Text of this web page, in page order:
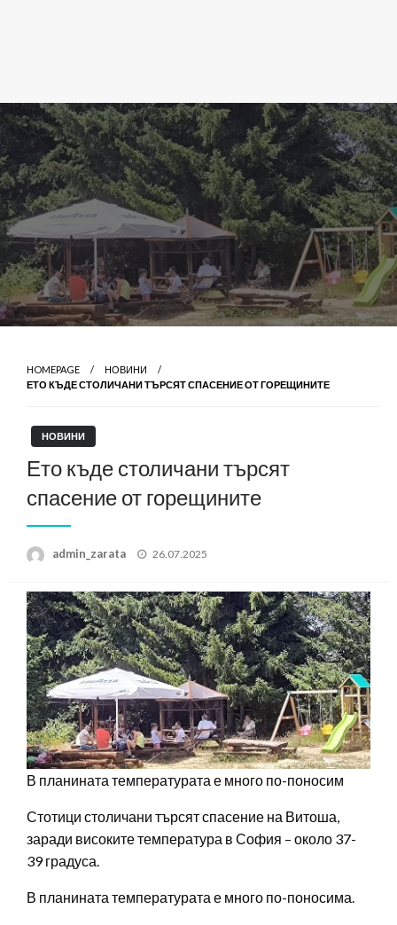
HOMEPAGE
НОВИНИ
ЕТО КЪДЕ СТОЛИЧАНИ ТЪРСЯТ СПАСЕНИЕ ОТ ГОРЕЩИНИТЕ
НОВИНИ
Ето къде столичани търсят
спасение от горещините
admin_zarata
Posted
26.07.2025
В планината температурата е много по-поносим
Стотици столичани търсят спасение на Витоша,
заради високите температура в София – около 37-
39 градуса.
В планината температурата е много по-поносима.